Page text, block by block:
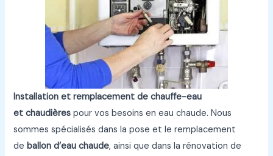
Installation et remplacement de chauffe-eau
et chaudières pour vos besoins en eau chaude. Nous
sommes spécialisés dans la pose et le remplacement
deballon d’eau chaude, ainsi que dans la rénovation de